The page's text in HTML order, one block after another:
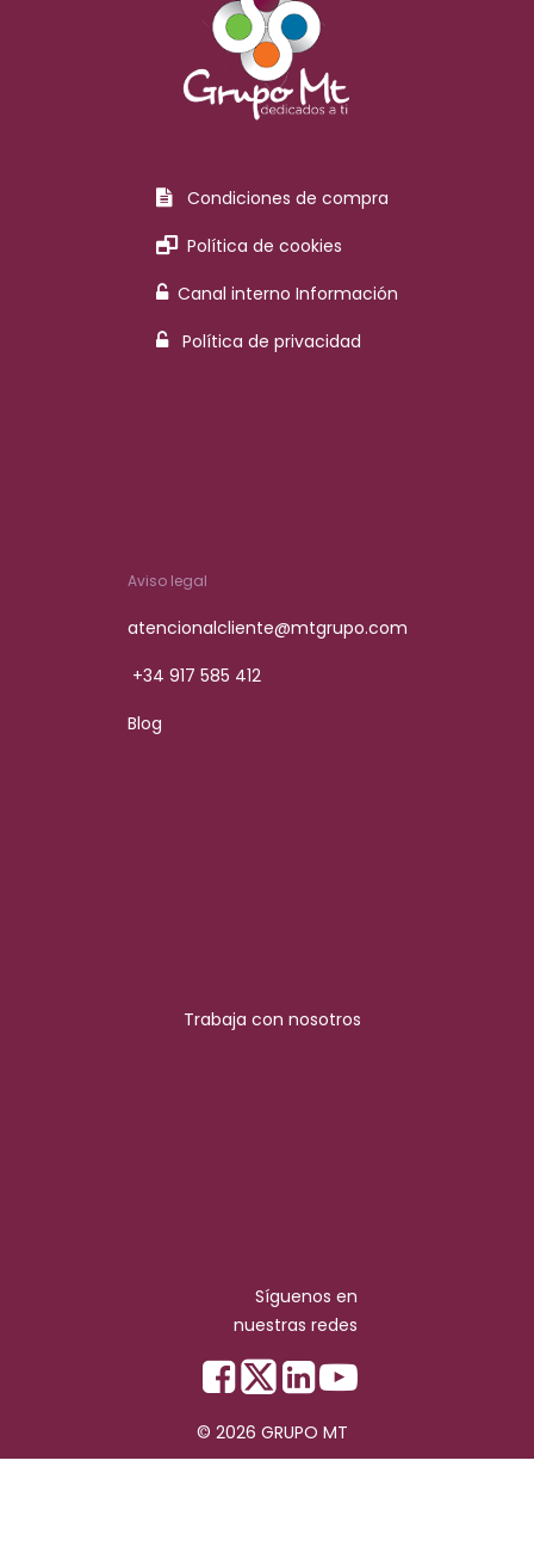
Condiciones de compra
Política de cookies
Canal interno Información
Política de privacidad
Aviso legal
atencionalcliente@mtgrupo.com
+34 917 585 412
Blog
Trabaja con nosotros
Síguenos en
nuestras redes
© 2026 GRUPO MT